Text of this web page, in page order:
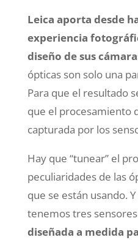
Leica aporta desde
experiencia
diseño de sus
ópticas son solo una
Para que el resultado
que el procesamiento
capturada por los
Hay que “tunear” el
peculiaridades de las
que se están usando.
tenemos tres sensores
diseñada a medida